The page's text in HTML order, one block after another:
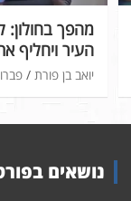
העיר ויחליף
פברואר יואב בן פורת
נושאים